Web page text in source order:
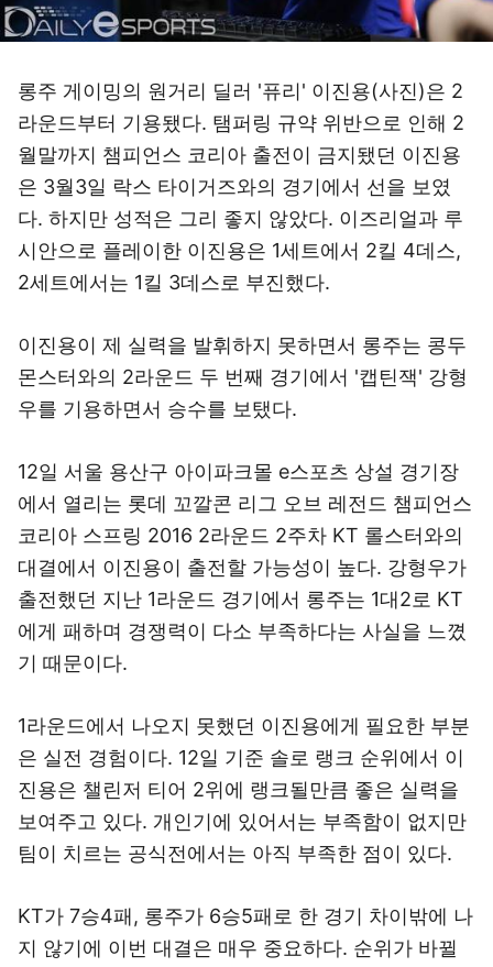
롱주 게이밍의 원거리 딜러 '퓨리' 이진용(사진)은 2
라운드부터 기용됐다. 탬퍼링 규약 위반으로 인해 2
월말까지 챔피언스 코리아 출전이 금지됐던 이진용
은 3월3일 락스 타이거즈와의 경기에서 선을 보였
다. 하지만 성적은 그리 좋지 않았다. 이즈리얼과 루
시안으로 플레이한 이진용은 1세트에서 2킬 4데스,
2세트에서는 1킬 3데스로 부진했다.
이진용이 제 실력을 발휘하지 못하면서 롱주는 콩두
몬스터와의 2라운드 두 번째 경기에서 '캡틴잭' 강형
우를 기용하면서 승수를 보탰다.
12일 서울 용산구 아이파크몰 e스포츠 상설 경기장
에서 열리는 롯데 꼬깔콘 리그 오브 레전드 챔피언스
코리아 스프링 2016 2라운드 2주차 KT 롤스터와의
대결에서 이진용이 출전할 가능성이 높다. 강형우가
출전했던 지난 1라운드 경기에서 롱주는 1대2로 KT
에게 패하며 경쟁력이 다소 부족하다는 사실을 느꼈
기 때문이다.
1라운드에서 나오지 못했던 이진용에게 필요한 부분
은 실전 경험이다. 12일 기준 솔로 랭크 순위에서 이
진용은 챌린저 티어 2위에 랭크될만큼 좋은 실력을
보여주고 있다. 개인기에 있어서는 부족함이 없지만
팀이 치르는 공식전에서는 아직 부족한 점이 있다.
KT가 7승4패, 롱주가 6승5패로 한 경기 차이밖에 나
지 않기에 이번 대결은 매우 중요하다. 순위가 바뀔